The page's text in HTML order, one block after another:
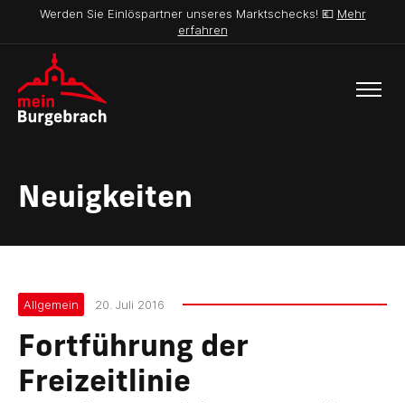
Werden Sie Einlöspartner unseres Marktschecks! 💶 Mehr
erfahren
Neuigkeiten
Allgemein 20. Juli 2016
Fortführung der
Freizeitlinie